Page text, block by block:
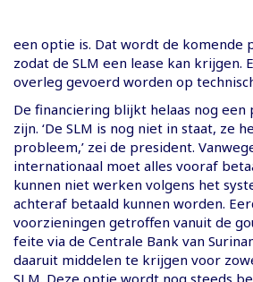
een optie is. Dat wordt de komende
zodat de SLM een lease kan krijgen.
overleg gevoerd worden op
De financiering blijkt helaas nog
zijn. ‘De SLM is nog niet in staat, ze
probleem,’ zei de president.
internationaal moet alles vooraf
kunnen niet werken volgens het
achteraf betaald kunnen worden.
voorzieningen getroffen vanuit de
feite via de Centrale Bank van
daaruit middelen te krijgen voor
SLM. Deze optie wordt nog steeds